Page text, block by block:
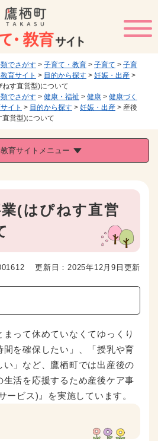
ーを飛ばして本文へ
でさがす > 子育て・教育 > 子育て > 子育
育サイト > 目的から探す > 妊娠・出産 >
す直営型)について
でさがす > 健康・福祉 > 健康 > 健康づく
イト > 目的から探す > 妊娠・出産 > 産後
営型)について
育サイトメニュー
(はぴねす直営
更新日：2025年12月9日更新
まって休めていなくてゆっくり
間を確保したい」、「授乳や育
い」など、鷹栖町では出産後の
生活を応援するため産後ケア事
ービス)』を実施しています。